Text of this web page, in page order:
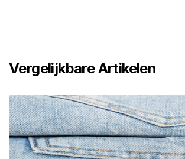
Vergelijkbare Artikelen